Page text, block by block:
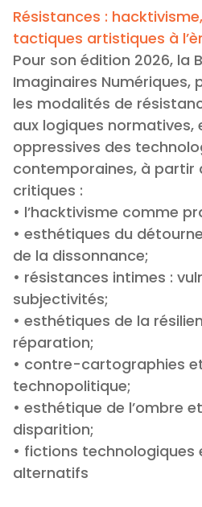
Résistances :
tactiques artistiques à
Pour son édition 2026, la
Imaginaires Numériques,
les modalités de
aux logiques
oppressives des
contemporaines, à partir
critiques :
• l’hacktivisme comme
• esthétiques du
de la dissonnance;
• résistances intimes :
subjectivités;
• esthétiques de la
réparation;
• contre-cartographies
technopolitique;
• esthétique de l’ombre
disparition;
• fictions technologiques
alternatifs